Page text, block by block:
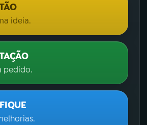
ideia.
pedido.